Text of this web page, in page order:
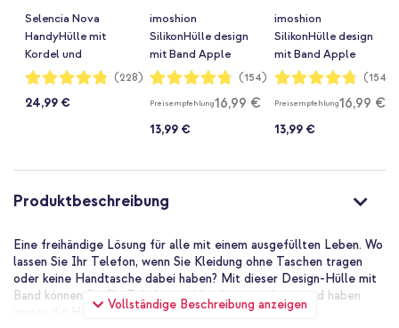
Selencia Nova
HandyHülle mit
Kordel und
Kartenhalter Apple
Mocha Brown
Bewertung:
96%
(228)
24,99 €
imoshion
SilikonHülle design
mit Band Apple
iPhone 17e / 16e -
Bewertung:
95%
(154)
Preisempfehlung16,99 €
13,99 €
imoshion
SilikonHülle design
mit Band Apple
iPhone 17e / 16e -
Bewertung:
95%
(154)
Preisempfehlung16,99 €
13,99 €
Produktbeschreibung
Vollständige Beschreibung anzeigen
Eine freihändige Lösung für alle mit einem ausgefüllten Leben. Wo
lassen Sie Ihr Telefon, wenn Sie Kleidung ohne Taschen tragen
oder keine Handtasche dabei haben? Mit dieser Design-Hülle mit
Band können Sie Ihr Telefon problemlos mitnehmen und haben
immer die Hände frei.